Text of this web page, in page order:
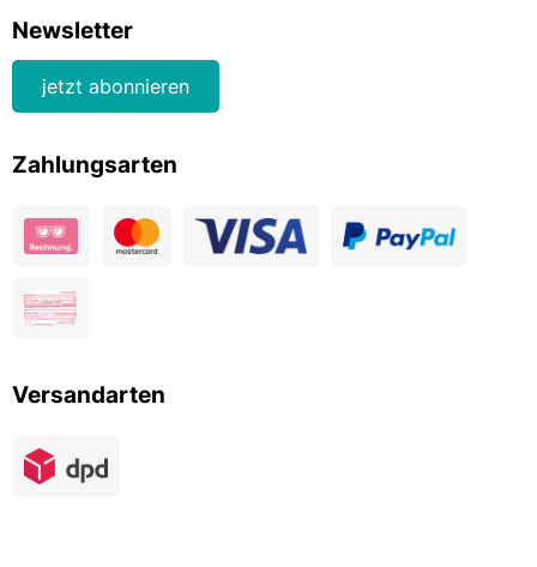
Newsletter
jetzt abonnieren
Zahlungsarten
Versandarten